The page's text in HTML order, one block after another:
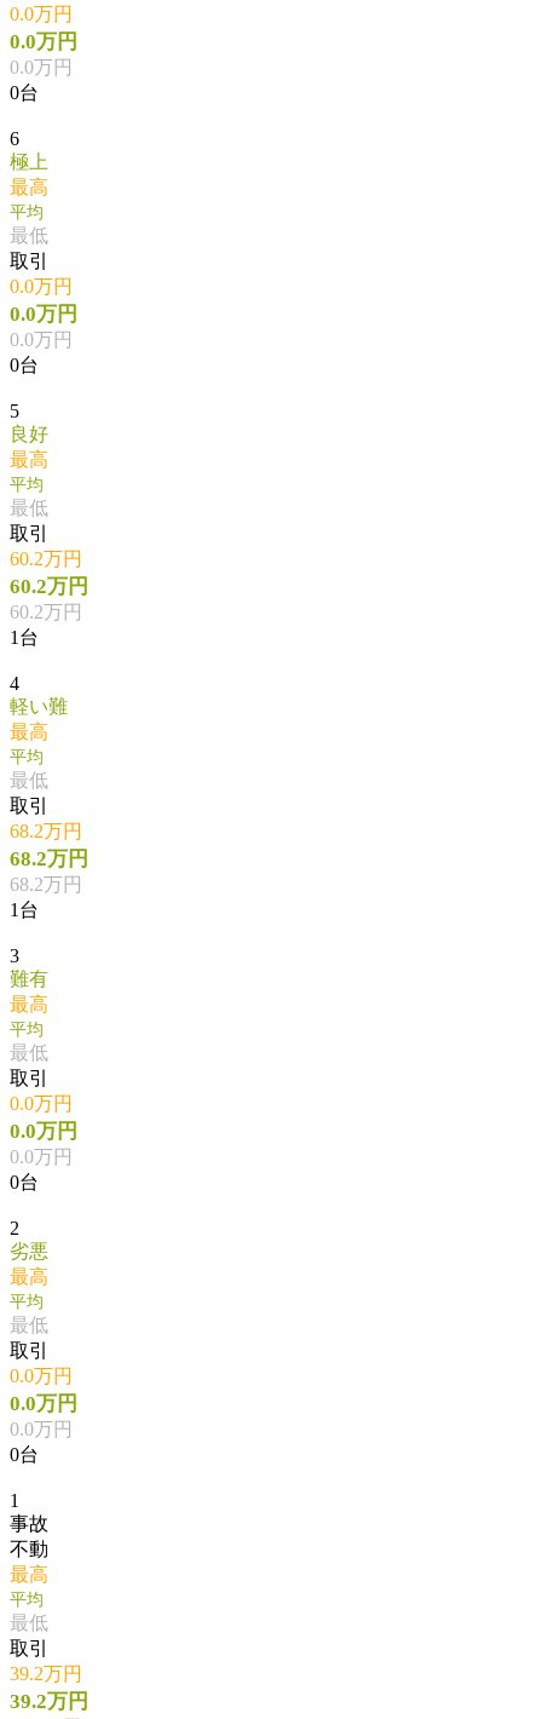
0.0万円
0.0万円
0.0万円
0台
6
極上
最高
平均
最低
取引
0.0万円
0.0万円
0.0万円
0台
5
良好
最高
平均
最低
取引
60.2万円
60.2万円
60.2万円
1台
4
軽い難
最高
平均
最低
取引
68.2万円
68.2万円
68.2万円
1台
3
難有
最高
平均
最低
取引
0.0万円
0.0万円
0.0万円
0台
2
劣悪
最高
平均
最低
取引
0.0万円
0.0万円
0.0万円
0台
1
事故
不動
最高
平均
最低
取引
39.2万円
39.2万円